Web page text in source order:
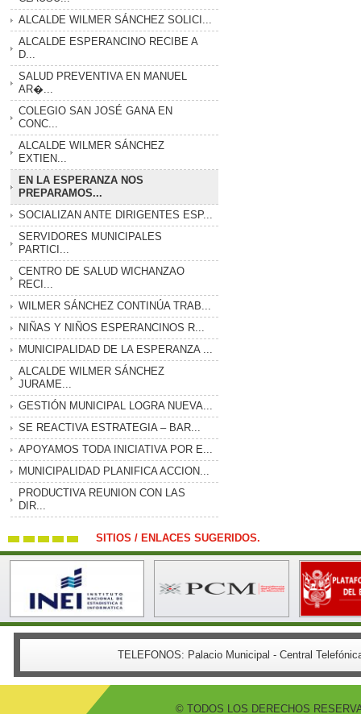
ALCALDE WILMER SÁNCHEZ SOLICI...
ALCALDE ESPERANCINO RECIBE A
D...
SALUD PREVENTIVA EN MANUEL
AR�...
COLEGIO SAN JOSÉ GANA EN
CONC...
ALCALDE WILMER SÁNCHEZ
EXTIEN...
EN LA ESPERANZA NOS
PREPARAMOS...
SOCIALIZAN ANTE DIRIGENTES ESP...
SERVIDORES MUNICIPALES
PARTICI...
CENTRO DE SALUD WICHANZAO
RECI...
WILMER SÁNCHEZ CONTINÚA TRAB...
NIÑAS Y NIÑOS ESPERANCINOS R...
MUNICIPALIDAD DE LA ESPERANZA ...
ALCALDE WILMER SÁNCHEZ
JURAME...
GESTIÓN MUNICIPAL LOGRA NUEVA...
SE REACTIVA ESTRATEGIA – BAR...
APOYAMOS TODA INICIATIVA POR E...
MUNICIPALIDAD PLANIFICA ACCION...
PRODUCTIVA REUNION CON LAS
DIR...
SITIOS / ENLACES SUGERIDOS.
TELEFONOS: Palacio Municipal - Central
© TODOS LOS DERECHOS